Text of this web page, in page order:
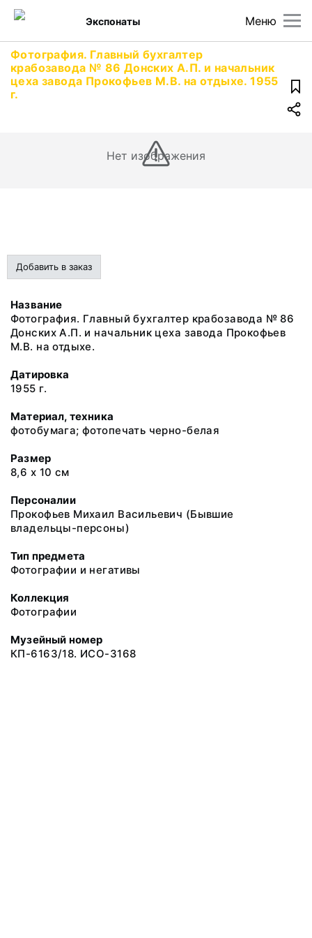
Меню
Экспонаты
Фотография. Главный бухгалтер
крабозавода № 86 Донских А.П. и начальник
цеха завода Прокофьев М.В. на отдыхе. 1955
г.
Нет изображения
Добавить в заказ
Название
Фотография. Главный бухгалтер крабозавода № 86
Донских А.П. и начальник цеха завода Прокофьев
М.В. на отдыхе.
Датировка
1955 г.
Материал, техника
фотобумага; фотопечать черно-белая
Размер
8,6 х 10 см
Персоналии
Прокофьев Михаил Васильевич (Бывшие
владельцы-персоны)
Тип предмета
Фотографии и негативы
Коллекция
Фотографии
Музейный номер
КП-6163/18. ИСО-3168